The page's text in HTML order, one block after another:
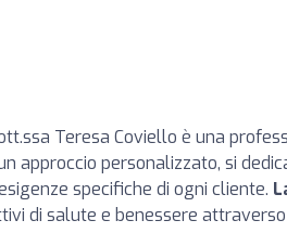
Teresa Coviello è una
approccio personalizzato, si
specifiche di ogni cliente.
di salute e benessere